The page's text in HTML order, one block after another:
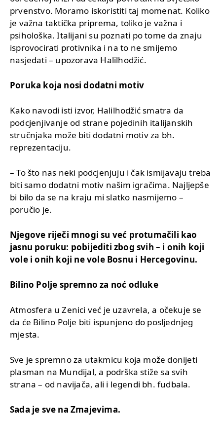
prvenstvo. Moramo iskoristiti taj momenat. Koliko
je važna taktička priprema, toliko je važna i
psihološka. Italijani su poznati po tome da znaju
isprovocirati protivnika i na to ne smijemo
nasjedati – upozorava Halilhodžić.
Poruka koja nosi dodatni motiv
Kako navodi isti izvor, Halilhodžić smatra da
podcjenjivanje od strane pojedinih italijanskih
stručnjaka može biti dodatni motiv za bh.
reprezentaciju.
– To što nas neki podcjenjuju i čak ismijavaju treba
biti samo dodatni motiv našim igračima. Najljepše
bi bilo da se na kraju mi slatko nasmijemo –
poručio je.
Njegove riječi mnogi su već protumačili kao
jasnu poruku: pobijediti zbog svih – i onih koji
vole i onih koji ne vole Bosnu i Hercegovinu.
Bilino Polje spremno za noć odluke
Atmosfera u Zenici već je uzavrela, a očekuje se
da će Bilino Polje biti ispunjeno do posljednjeg
mjesta.
Sve je spremno za utakmicu koja može donijeti
plasman na Mundijal, a podrška stiže sa svih
strana – od navijača, ali i legendi bh. fudbala.
Sada je sve na Zmajevima.